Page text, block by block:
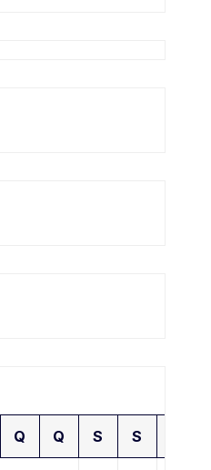
Q Q S S